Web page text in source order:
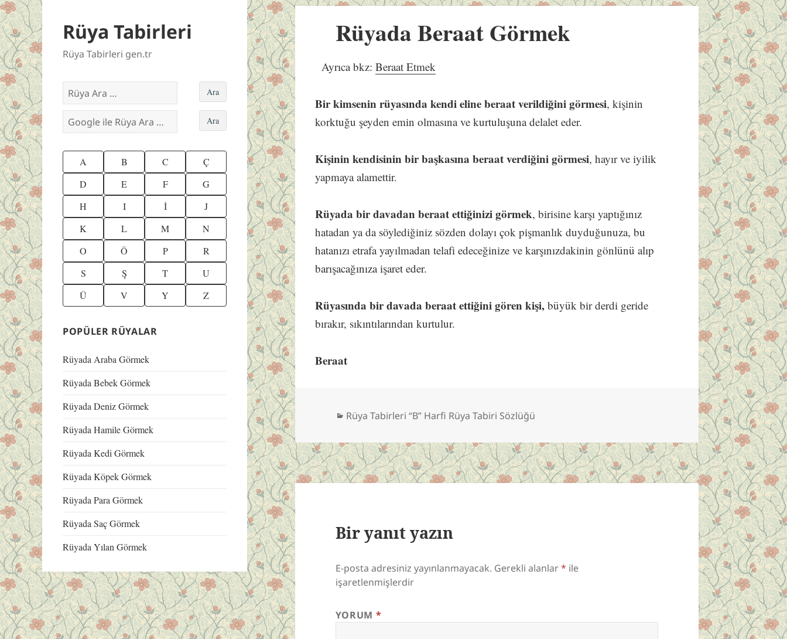
Rüya Tabirleri
Rüya Tabirleri gen.tr
A B C
Ç
D
E F
G
H
I İ
J
K
L M
N
O
Ö P
R
S
Ş T
U
Ü
V Y Z
POPÜLER RÜYALAR
Rüyada Araba Görmek
Rüyada Bebek Görmek
Rüyada Deniz Görmek
Rüyada Hamile Görmek
Rüyada Kedi Görmek
Rüyada Köpek Görmek
Rüyada Para Görmek
Rüyada Saç Görmek
Rüyada Yılan Görmek
Rüyada Beraat Görmek
Ayrıca bkz:Beraat Etmek
Bir kimsenin rüyasında kendi eline beraat verildiğini görmesi, kişinin
korktuğu şeyden emin olmasına ve kurtuluşuna delalet eder.
Kişinin kendisinin bir başkasına beraat verdiğini görmesi, hayır ve iyilik
yapmaya alamettir.
Rüyada bir davadan beraat ettiğinizi görmek, birisine karşı yaptığınız
hatadan ya da söylediğiniz sözden dolayı çok pişmanlık duyduğunuza, bu
hatanızı etrafa yayılmadan telafi edeceğinize ve karşınızdakinin gönlünü alıp
barışacağınıza işaret eder.
Rüyasında bir davada beraat ettiğini gören kişi,büyük bir derdi geride
bırakır, sıkıntılarından kurtulur.
Beraat
Kategoriler
Rüya Tabirleri “B” Harfi Rüya Tabiri Sözlüğü
Bir yanıt yazın
E-posta adresiniz yayınlanmayacak. Gerekli alanlar* ile
işaretlenmişlerdir
YORUM *